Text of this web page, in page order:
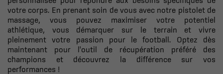
votre corps. En prenant soin de vous avec notre pistolet de
massage, vous pouvez maximiser votre potentiel
athlétique, vous démarquer sur le terrain et vivre
pleinement votre passion pour le football. Optez dès
maintenant pour l'outil de récupération préféré des
champions et découvrez la différence sur vos
performances !